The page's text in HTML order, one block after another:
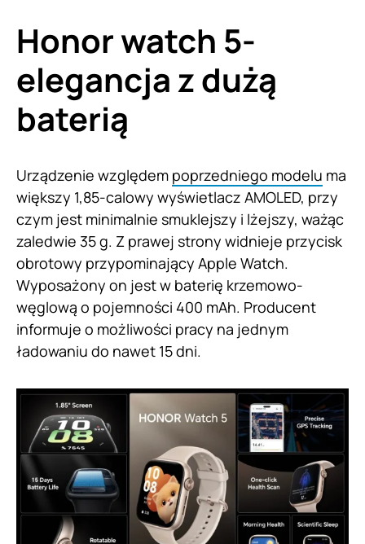
Honor watch 5-
elegancja z dużą
baterią
Urządzenie względem poprzedniego modelu ma
większy 1,85-calowy wyświetlacz AMOLED, przy
czym jest minimalnie smuklejszy i lżejszy, ważąc
zaledwie 35 g. Z prawej strony widnieje przycisk
obrotowy przypominający Apple Watch.
Wyposażony on jest w baterię krzemowo-
węglową o pojemności 400 mAh. Producent
informuje o możliwości pracy na jednym
ładowaniu do nawet 15 dni.